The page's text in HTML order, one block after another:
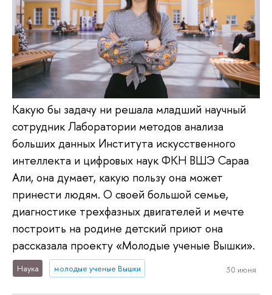
Какую бы задачу ни решала младший научный
сотрудник Лаборатории методов анализа
больших данных Института искусственного
интеллекта и цифровых наук ФКН ВШЭ Сараа
Али, она думает, какую пользу она может
принести людям. О своей большой семье,
диагностике трехфазных двигателей и мечте
построить на родине детский приют она
рассказала проекту «Молодые ученые Вышки».
Наука молодые ученые Вышки 30 июня